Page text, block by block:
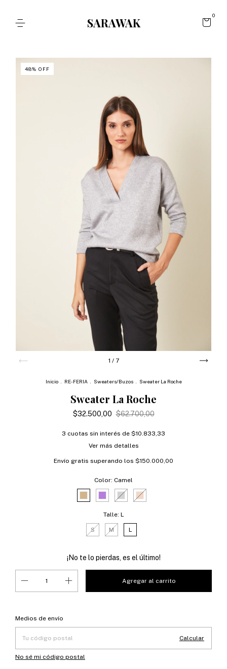
SARAWAK 0
48% OFF
1 / 7
Inicio RE-FERIA Sweaters/Buzos Sweater La Roche
Sweater La Roche
$32.500,00 $62.700,00
3 cuotas sin interés de $10.833,33
Ver más detalles
Envío gratis superando los $150.000,00
Color: Camel
Talle: L
S M L
¡No te lo pierdas, es el último!
Entregas para el CP:
Medios de envío
Calcular
No sé mi código postal